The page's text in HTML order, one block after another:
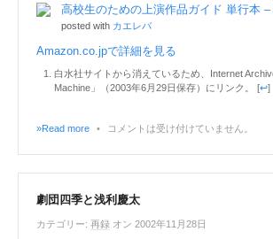
高校生のための上演作品ガイド 単行本
posted with カエレバ
Amazon.co.jpで詳細を見る
白水社サイトから消えているため、Internet
Machine」（2003年6月29日保存）にリンク。 [↩]
»Read more • コメントは受け付けていません。
劇団四季と浅利慶太
カテゴリー: 再録 オン 2002年11月28日